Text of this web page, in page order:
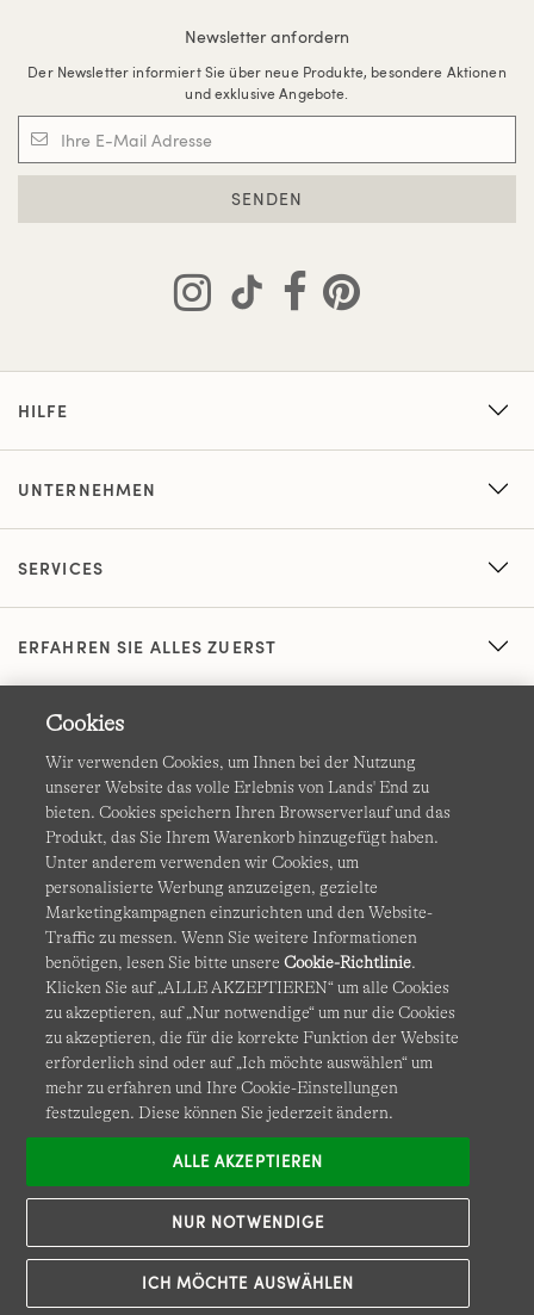
Newsletter anfordern
Der Newsletter informiert Sie über neue Produkte, besondere Aktionen
und exklusive Angebote.
SENDEN
HILFE
UNTERNEHMEN
SERVICES
ERFAHREN SIE ALLES ZUERST
AGB Datenschutz & Sicherheit
Cookies Ich möchte auswählen Barrierefreiheit
Site Map Internationale Websites
Diese Website ist durch reCAPTCHA geschützt. Es gelten die
Datenschutzerklärung undNutzungsbedingungenvon
Google.
© COPYRIGHT LANDS' END EUROPE
Cookies
Wir verwenden Cookies, um Ihnen bei der Nutzung
unserer Website das volle Erlebnis von Lands' End zu
bieten. Cookies speichern Ihren Browserverlauf und das
Produkt, das Sie Ihrem Warenkorb hinzugefügt haben.
Unter anderem verwenden wir Cookies, um
personalisierte Werbung anzuzeigen, gezielte
Marketingkampagnen einzurichten und den Website-
Traffic zu messen. Wenn Sie weitere Informationen
benötigen, lesen Sie bitte unsereCookie-Richtlinie.
Klicken Sie auf „ALLE AKZEPTIEREN“ um alle Cookies
zu akzeptieren, auf „Nur notwendige“ um nur die Cookies
zu akzeptieren, die für die korrekte Funktion der Website
erforderlich sind oder auf „Ich möchte auswählen“ um
mehr zu erfahren und Ihre Cookie-Einstellungen
festzulegen. Diese können Sie jederzeit ändern.
ICH MÖCHTE AUSWÄHLEN
NUR NOTWENDIGE
ALLE AKZEPTIEREN